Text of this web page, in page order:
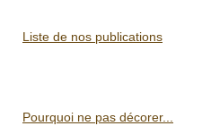
Liste de nos publications
Pourquoi ne pas décorer...